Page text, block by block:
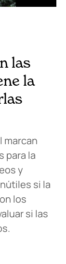
las
la
marcan
para la
y
si la
los
si las